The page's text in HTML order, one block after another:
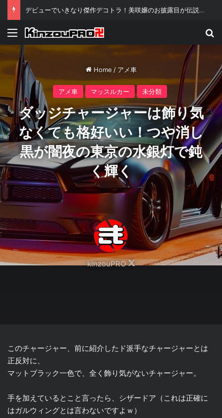
デビューでいきなり傑作デコトラ！美咲嬢のお披露目が伝説級といわれる理由ｗ
Menu
Home / アメ車
アメ車 マッスルカー 未分類
ダッジチャージャーは飾り気
なくても格好いい！つや消し
黒が闇夜の東京の水銀灯で鈍
く輝く
kinzouPRO
Follow
このチャージャー、前に紹介したド派手なチャージャーとは
正反対に、
マットブラック一色で、全く飾り気がないチャージャー。
手を加えているとこと言ったら、シザードア（これは正確に
はガルウィングとは言わないですよｗ）